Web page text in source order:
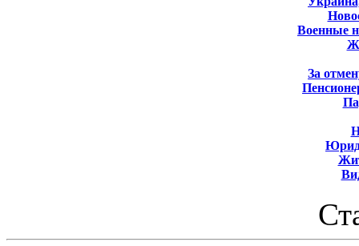
Военные
За